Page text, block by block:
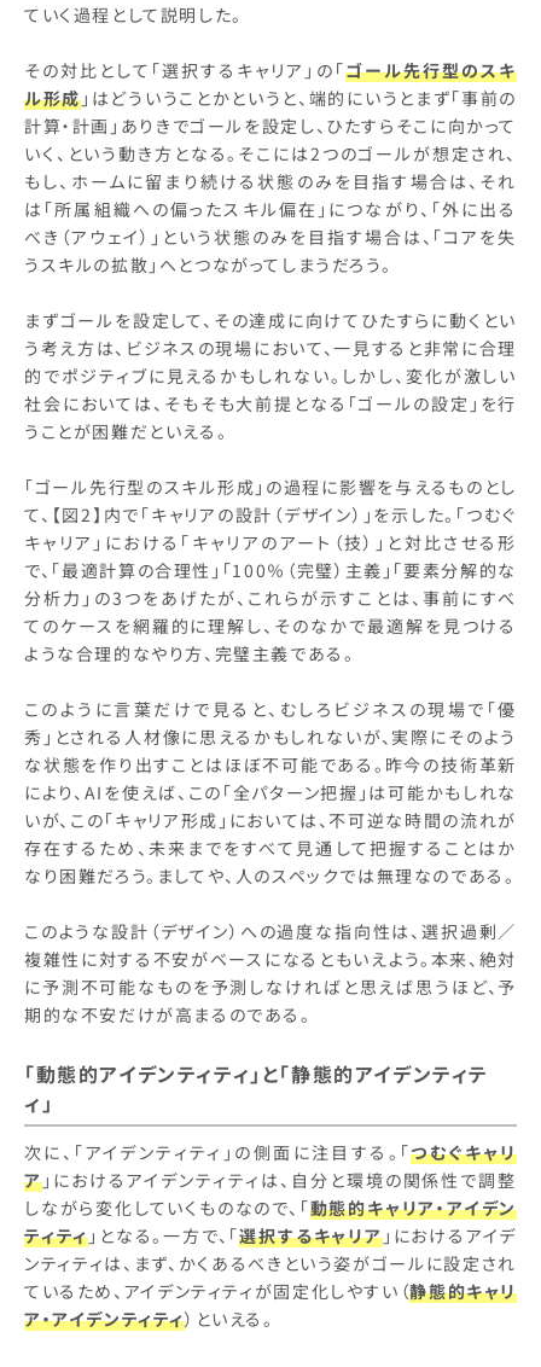
ていく過程として説明した。
その対比として「選択するキャリア」の「ゴール先行型のスキ
ル形成」はどういうことかというと、端的にいうとまず「事前の
計算・計画」ありきでゴールを設定し、ひたすらそこに向かって
いく、という動き方となる。そこには2つのゴールが想定され、
もし、ホームに留まり続ける状態のみを目指す場合は、それ
は「所属組織への偏ったスキル偏在」につながり、「外に出る
べき（アウェイ）」という状態のみを目指す場合は、「コアを失
うスキルの拡散」へとつながってしまうだろう。
まずゴールを設定して、その達成に向けてひたすらに動くとい
う考え方は、ビジネスの現場において、一見すると非常に合理
的でポジティブに見えるかもしれない。しかし、変化が激しい
社会においては、そもそも大前提となる「ゴールの設定」を行
うことが困難だといえる。
「ゴール先行型のスキル形成」の過程に影響を与えるものとし
て、【図2】内で「キャリアの設計（デザイン）」を示した。「つむぐ
キャリア」における「キャリアのアート（技）」と対比させる形
で、「最適計算の合理性」「100％（完璧）主義」「要素分解的な
分析力」の3つをあげたが、これらが示すことは、事前にすべ
てのケースを網羅的に理解し、そのなかで最適解を見つける
ような合理的なやり方、完璧主義である。
このように言葉だけで見ると、むしろビジネスの現場で「優
秀」とされる人材像に思えるかもしれないが、実際にそのよう
な状態を作り出すことはほぼ不可能である。昨今の技術革新
により、AIを使えば、この「全パターン把握」は可能かもしれな
いが、この「キャリア形成」においては、不可逆な時間の流れが
存在するため、未来までをすべて見通して把握することはか
なり困難だろう。ましてや、人のスペックでは無理なのである。
このような設計（デザイン）への過度な指向性は、選択過剰／
複雑性に対する不安がベースになるともいえよう。本来、絶対
に予測不可能なものを予測しなければと思えば思うほど、予
期的な不安だけが高まるのである。
「動態的アイデンティティ」と「静態的アイデンティテ
ィ」
次に、「アイデンティティ」の側面に注目する。「つむぐキャリ
ア」におけるアイデンティティは、自分と環境の関係性で調整
しながら変化していくものなので、「動態的キャリア・アイデン
ティティ」となる。一方で、「選択するキャリア」におけるアイデ
ンティティは、まず、かくあるべきという姿がゴールに設定され
ているため、アイデンティティが固定化しやすい（静態的キャリ
ア・アイデンティティ）といえる。